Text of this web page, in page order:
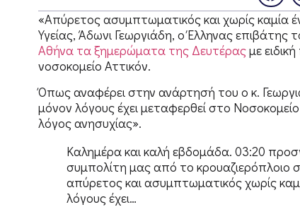
«Απύρετος ασυμπτωματικός και χωρίς καμία
Υγείας, Άδωνι Γεωργιάδη, ο Έλληνας επιβάτης
Αθήνα τα ξημερώματα της Δευτέραςμε
νοσοκομείο Αττικόν.
Όπως αναφέρει στην ανάρτησή του ο κ.
μόνον λόγους έχει μεταφερθεί στο
λόγος ανησυχίας».
Καλημέρα και καλή εβδομάδα. 03:20
συμπολίτη μας από το κρουαζιερόπλοιο
απύρετος και ασυμπτωματικός χωρίς
λόγους έχει…